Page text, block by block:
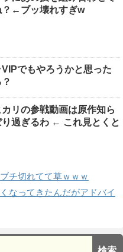
？←ブッ壊れすぎw
VIPでもやろうかと思った
カリの参戦動画は原作知ら
過ぎるわ ← これ見とくと
チ切れてて草ｗｗｗ
なってきたんだがアドバイ